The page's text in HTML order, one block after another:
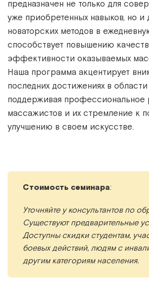
предназначен не только для
уже приобретенных навыков, но и
новаторских методов в
способствует повышению
эффективности оказываемых
Наша программа акцентирует
последних достижениях в
поддерживая профессиональное
массажистов и их стремление к
улучшению в своем искусстве.
Стоимость семинара:
Уточняйте у консультантов по
Существуют предварительные
Доступны скидки студентам,
боевых действий, людям с
другим категориям населения.